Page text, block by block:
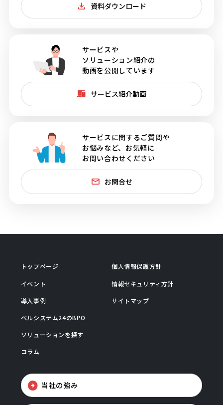
資料ダウンロード
サービスや
ソリューション紹介の
動画を公開しています
サービス紹介動画
サービスに関するご質問や
お悩みなど、お気軽に
お問い合わせください
お問合せ
トップページ
イベント
導入事例
ベルシステム24のBPO
ソリューションを探す
コラム
個人情報保護方針
情報セキュリティ方針
サイトマップ
当社の強み